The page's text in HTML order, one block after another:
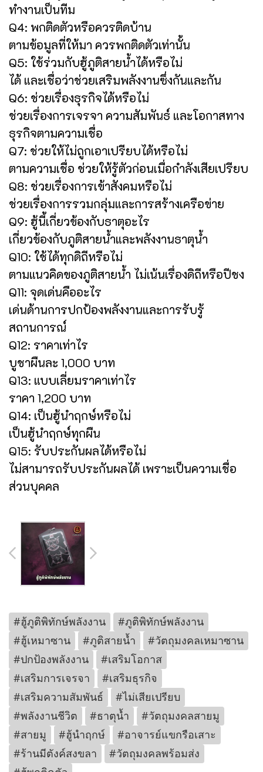
ทำงานเป็นทีม
Q4: พกติดตัวหรือควรติดบ้าน
ตามข้อมูลที่ให้มา ควรพกติดตัวเท่านั้น
Q5: ใช้ร่วมกับฮู้ภูติสายน้ำได้หรือไม่
ได้ และเชื่อว่าช่วยเสริมพลังงานซึ่งกันและกัน
Q6: ช่วยเรื่องธุรกิจได้หรือไม่
ช่วยเรื่องการเจรจา ความสัมพันธ์ และโอกาสทาง
ธุรกิจตามความเชื่อ
Q7: ช่วยให้ไม่ถูกเอาเปรียบได้หรือไม่
ตามความเชื่อ ช่วยให้รู้ตัวก่อนเมื่อกำลังเสียเปรียบ
Q8: ช่วยเรื่องการเข้าสังคมหรือไม่
ช่วยเรื่องการรวมกลุ่มและการสร้างเครือข่าย
Q9: ฮู้นี้เกี่ยวข้องกับธาตุอะไร
เกี่ยวข้องกับภูติสายน้ำและพลังงานธาตุน้ำ
Q10: ใช้ได้ทุกดิถีหรือไม่
ตามแนวคิดของภูติสายน้ำ ไม่เน้นเรื่องดิถีหรือปีชง
Q11: จุดเด่นคืออะไร
เด่นด้านการปกป้องพลังงานและการรับรู้
สถานการณ์
Q12: ราคาเท่าไร
บูชาผืนละ 1,000 บาท
Q13: แบบเลี่ยมราคาเท่าไร
ราคา 1,200 บาท
Q14: เป็นฮู้นำฤกษ์หรือไม่
เป็นฮู้นำฤกษ์ทุกผืน
Q15: รับประกันผลได้หรือไม่
ไม่สามารถรับประกันผลได้ เพราะเป็นความเชื่อ
ส่วนบุคคล
#ฮู้ภูติพิทักษ์พลังงาน
#ภูติพิทักษ์พลังงาน
#ฮู้เหมาซาน
#ภูติสายน้ำ
#วัตถุมงคลเหมาซาน
#ปกป้องพลังงาน
#เสริมโอกาส
#เสริมการเจรจา
#เสริมธุรกิจ
#เสริมความสัมพันธ์
#ไม่เสียเปรียบ
#พลังงานชีวิต
#ธาตุน้ำ
#วัตถุมงคลสายมู
#สายมู
#ฮู้นำฤกษ์
#อาจารย์แขกรือเสาะ
#ร้านมีตังค์สงขลา
#วัตถุมงคลพร้อมส่ง